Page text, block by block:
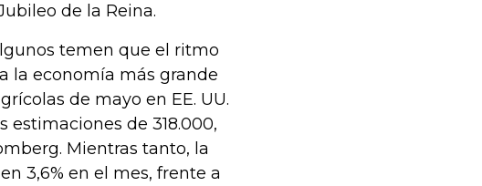
de la Reina.
temen que el ritmo
la economía más grande
de mayo en EE. UU.
de 318.000,
Mientras tanto, la
3,6% en el mes, frente a